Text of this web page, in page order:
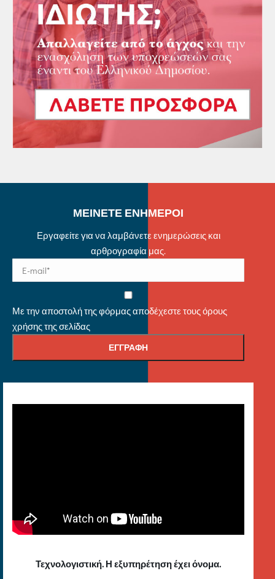
ΜΕΙΝΕΤΕ ΕΝΗΜΕΡΟΙ
Εργαφείτε για να λαμβάνετε ενημερώσεις και
αρθρογραφία μας.
Με την αποστολή της φόρμας αποδέχεστε τους όρους
χρήσης της σελίδας
Τεχνολογιστική. Η εξυπηρέτηση έχει όνομα.